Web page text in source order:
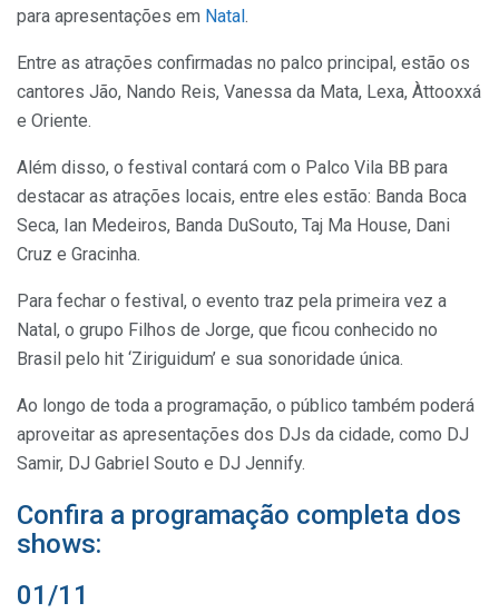
para apresentações em Natal .
Entre as atrações confirmadas no palco principal, estão os
cantores Jão, Nando Reis, Vanessa da Mata, Lexa, Àttooxxá
e Oriente.
Além disso, o festival contará com o Palco Vila BB para
destacar as atrações locais, entre eles estão: Banda Boca
Seca, Ian Medeiros, Banda DuSouto, Taj Ma House, Dani
Cruz e Gracinha.
Para fechar o festival, o evento traz pela primeira vez a
Natal, o grupo Filhos de Jorge, que ficou conhecido no
Brasil pelo hit ‘Ziriguidum’ e sua sonoridade única.
Ao longo de toda a programação, o público também poderá
aproveitar as apresentações dos DJs da cidade, como DJ
Samir, DJ Gabriel Souto e DJ Jennify.
Confira a programação completa dos
shows:
01/11